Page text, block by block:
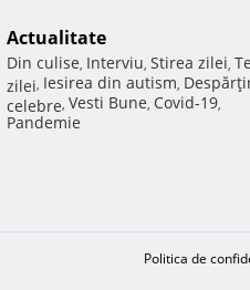
Actualitate
Din culise, Interviu, Stirea zilei,
zilei, Iesirea din autism,
celebre, Vesti Bune, Covid-19,
Pandemie
Politica de